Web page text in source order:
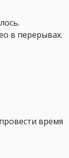
в перерывах.
время